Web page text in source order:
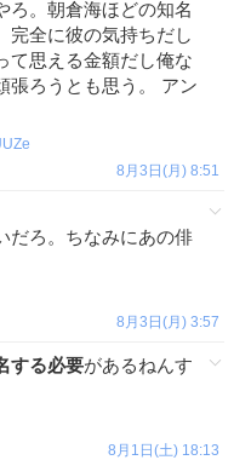
ろ。朝倉海ほどの知名
完全に彼の気持ちだし
て思える金額だし俺な
張ろうとも思う。 アン
8月3日(月) 8:51
だろ。ちなみにあの俳
8月3日(月) 3:57
する必要があるねんす
8月1日(土) 18:13